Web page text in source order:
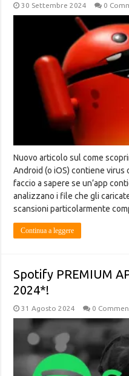
30 Settembre 2024 0
Nuovo articolo sul come
Android (o iOS) contiene virus
faccio a sapere se un’app
analizzano i file che gli
scansioni particolarmente
Continua a leggere
Spotify PREMIUM
2024*!
31 Agosto 2024 0